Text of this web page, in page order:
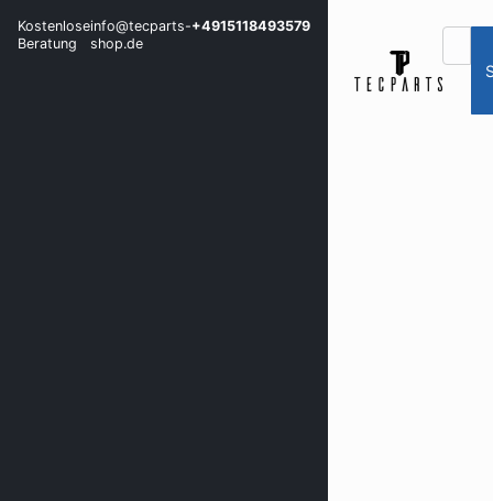
Kostenlose
Beratung
info@tecparts-
shop.de
+4915118493579